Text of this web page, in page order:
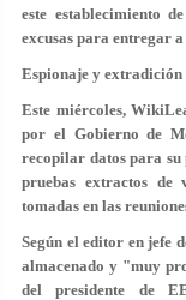
este establecimiento
excusas para entregar
Espionaje y extradición
Este miércoles,
por el Gobierno de
recopilar datos para
pruebas extractos de
tomadas en las
Según el editor en jefe
almacenado y "muy
del presidente de